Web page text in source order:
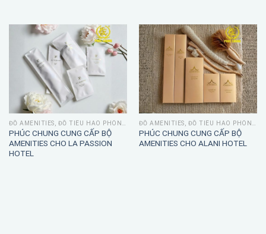
PHÚC CHUNG CUNG CẤP BỘ
AMENITIES CHO LA PASSION
HOTEL
PHÚC CHUNG CUNG CẤP BỘ
AMENITIES CHO ALANI HOTEL